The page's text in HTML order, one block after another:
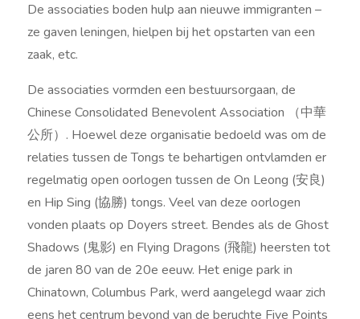
De associaties boden hulp aan nieuwe immigranten –
ze gaven leningen, hielpen bij het opstarten van een
zaak, etc.
De associaties vormden een bestuursorgaan, de
Chinese Consolidated Benevolent Association （中華
公所）. Hoewel deze organisatie bedoeld was om de
relaties tussen de Tongs te behartigen ontvlamden er
regelmatig open oorlogen tussen de On Leong (安良)
en Hip Sing (協勝) tongs. Veel van deze oorlogen
vonden plaats op Doyers street. Bendes als de Ghost
Shadows (鬼影) en Flying Dragons (飛龍) heersten tot
de jaren 80 van de 20e eeuw. Het enige park in
Chinatown, Columbus Park, werd aangelegd waar zich
eens het centrum bevond van de beruchte Five Points